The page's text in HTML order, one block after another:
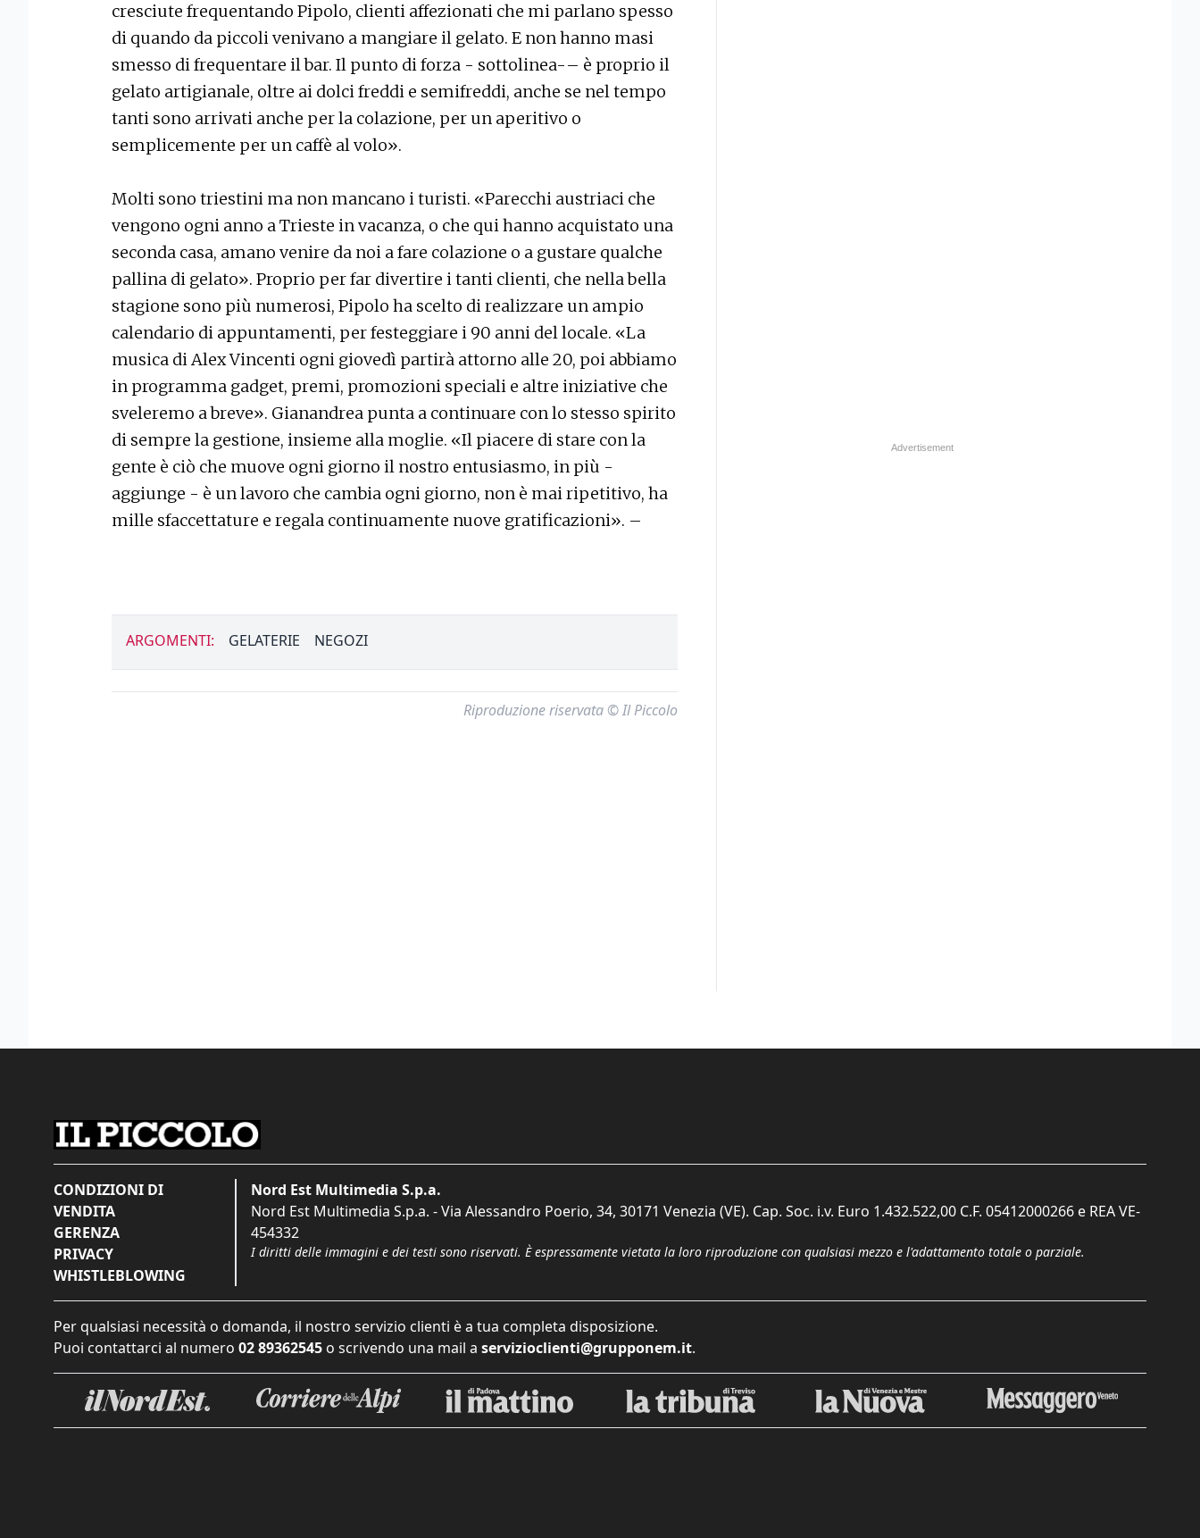
cresciute frequentando Pipolo, clienti affezionati che mi parlano spesso
di quando da piccoli venivano a mangiare il gelato. E non hanno masi
smesso di frequentare il bar. Il punto di forza - sottolinea-– è proprio il
gelato artigianale, oltre ai dolci freddi e semifreddi, anche se nel tempo
tanti sono arrivati anche per la colazione, per un aperitivo o
semplicemente per un caffè al volo».
Molti sono triestini ma non mancano i turisti. «Parecchi austriaci che
vengono ogni anno a Trieste in vacanza, o che qui hanno acquistato una
seconda casa, amano venire da noi a fare colazione o a gustare qualche
pallina di gelato». Proprio per far divertire i tanti clienti, che nella bella
stagione sono più numerosi, Pipolo ha scelto di realizzare un ampio
calendario di appuntamenti, per festeggiare i 90 anni del locale. «La
musica di Alex Vincenti ogni giovedì partirà attorno alle 20, poi abbiamo
in programma gadget, premi, promozioni speciali e altre iniziative che
sveleremo a breve». Gianandrea punta a continuare con lo stesso spirito
di sempre la gestione, insieme alla moglie. «Il piacere di stare con la
gente è ciò che muove ogni giorno il nostro entusiasmo, in più -
aggiunge - è un lavoro che cambia ogni giorno, non è mai ripetitivo, ha
mille sfaccettature e regala continuamente nuove gratificazioni». –
ARGOMENTI: GELATERIE NEGOZI
Riproduzione riservata © Il Piccolo
CONDIZIONI DI
VENDITA
GERENZA
PRIVACY
WHISTLEBLOWING
Nord Est Multimedia S.p.a.
Nord Est Multimedia S.p.a. - Via Alessandro Poerio, 34, 30171 Venezia (VE). Cap. Soc. i.v. Euro 1.432.522,00 C.F. 05412000266 e REA VE-
454332
I diritti delle immagini e dei testi sono riservati. È espressamente vietata la loro riproduzione con qualsiasi mezzo e l'adattamento totale o parziale.
Per qualsiasi necessità o domanda, il nostro servizio clienti è a tua completa disposizione.
Puoi contattarci al numero 02 89362545 o scrivendo una mail a servizioclienti@grupponem.it.